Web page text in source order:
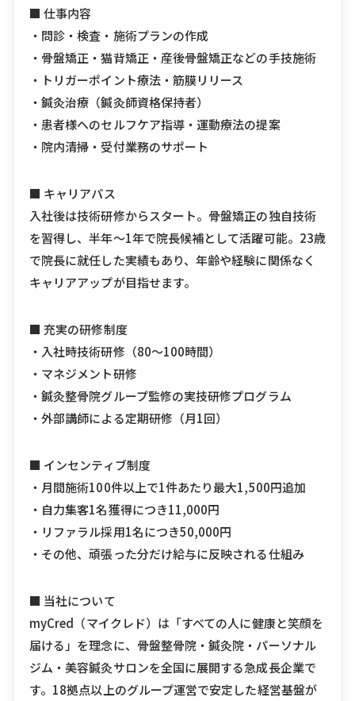
■ 仕事内容
・問診・検査・施術プランの作成
・骨盤矯正・猫背矯正・産後骨盤矯正などの手技施術
・トリガーポイント療法・筋膜リリース
・鍼灸治療（鍼灸師資格保持者）
・患者様へのセルフケア指導・運動療法の提案
・院内清掃・受付業務のサポート
■ キャリアパス
入社後は技術研修からスタート。骨盤矯正の独自技術
を習得し、半年〜1年で院長候補として活躍可能。23歳
で院長に就任した実績もあり、年齢や経験に関係なく
キャリアアップが目指せます。
■ 充実の研修制度
・入社時技術研修（80〜100時間）
・マネジメント研修
・鍼灸整骨院グループ監修の実技研修プログラム
・外部講師による定期研修（月1回）
■ インセンティブ制度
・月間施術100件以上で1件あたり最大1,500円追加
・自力集客1名獲得につき11,000円
・リファラル採用1名につき50,000円
・その他、頑張った分だけ給与に反映される仕組み
■ 当社について
myCred（マイクレド）は「すべての人に健康と笑顔を
届ける」を理念に、骨盤整骨院・鍼灸院・パーソナル
ジム・美容鍼灸サロンを全国に展開する急成長企業で
す。18拠点以上のグループ運営で安定した経営基盤が